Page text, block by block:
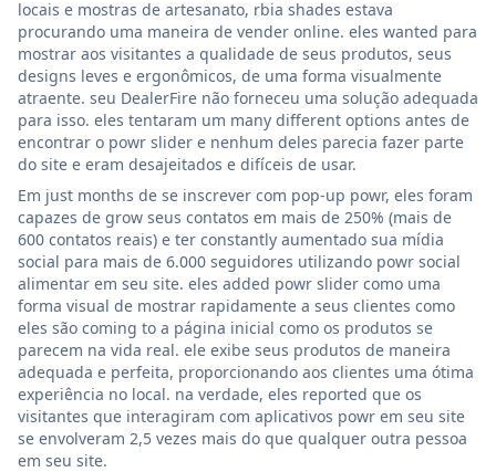
locais e mostras de artesanato, rbia shades estava
procurando uma maneira de vender online. eles wanted para
mostrar aos visitantes a qualidade de seus produtos, seus
designs leves e ergonômicos, de uma forma visualmente
atraente. seu DealerFire não forneceu uma solução adequada
para isso. eles tentaram um many different options antes de
encontrar o powr slider e nenhum deles parecia fazer parte
do site e eram desajeitados e difíceis de usar.
Em just months de se inscrever com pop-up powr, eles foram
capazes de grow seus contatos em mais de 250% (mais de
600 contatos reais) e ter constantly aumentado sua mídia
social para mais de 6.000 seguidores utilizando powr social
alimentar em seu site. eles added powr slider como uma
forma visual de mostrar rapidamente a seus clientes como
eles são coming to a página inicial como os produtos se
parecem na vida real. ele exibe seus produtos de maneira
adequada e perfeita, proporcionando aos clientes uma ótima
experiência no local. na verdade, eles reported que os
visitantes que interagiram com aplicativos powr em seu site
se envolveram 2,5 vezes mais do que qualquer outra pessoa
em seu site.